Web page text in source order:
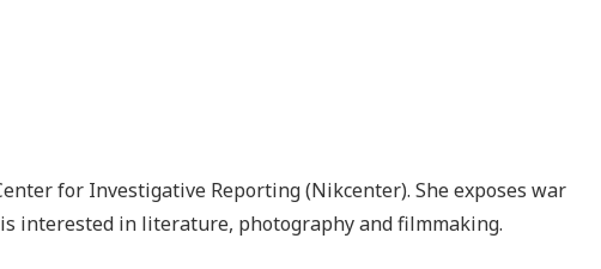
for Investigative Reporting (Nikcenter). She exposes war
interested in literature, photography and filmmaking.